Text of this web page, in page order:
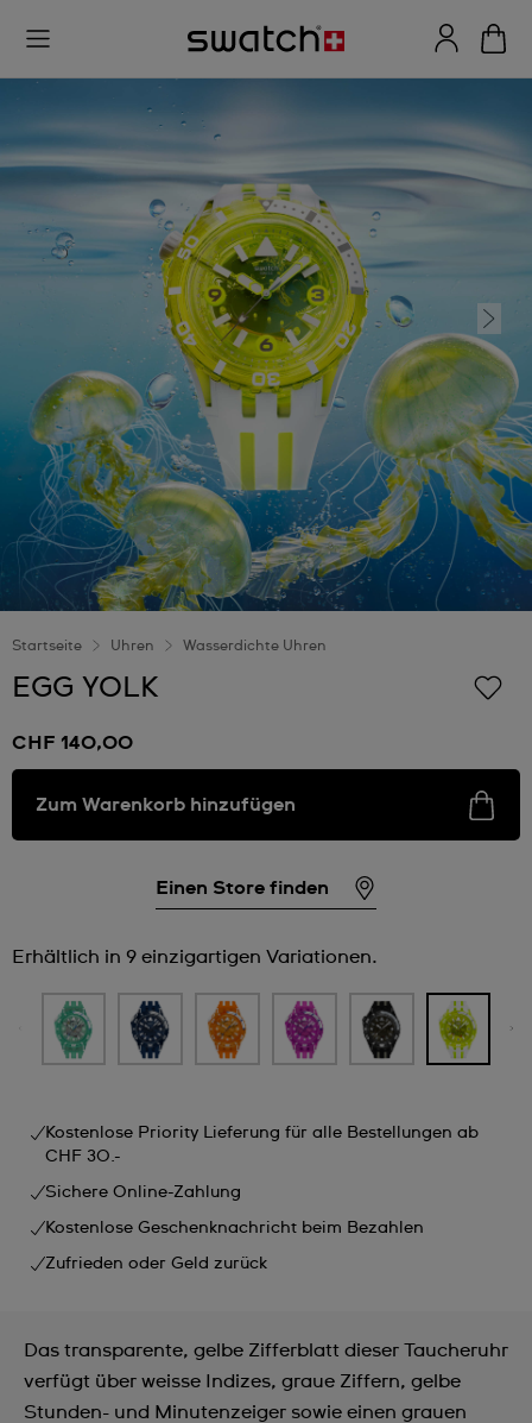
Startseite Uhren Wasserdichte Uhren
EGG YOLK
CHF 140,00
Zum Warenkorb hinzufügen
Einen Store finden
Erhältlich in 9 einzigartigen Variationen.
Kostenlose Priority Lieferung für alle Bestellungen ab
CHF 30.-
Sichere Online-Zahlung
Kostenlose Geschenknachricht beim Bezahlen
Zufrieden oder Geld zurück
Das transparente, gelbe Zifferblatt dieser Taucheruhr
verfügt über weisse Indizes, graue Ziffern, gelbe
Stunden- und Minutenzeiger sowie einen grauen